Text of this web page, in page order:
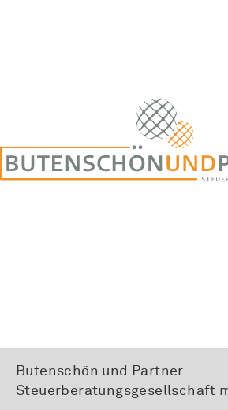
Butenschön und Partner
Steuerberatungsgesellschaft